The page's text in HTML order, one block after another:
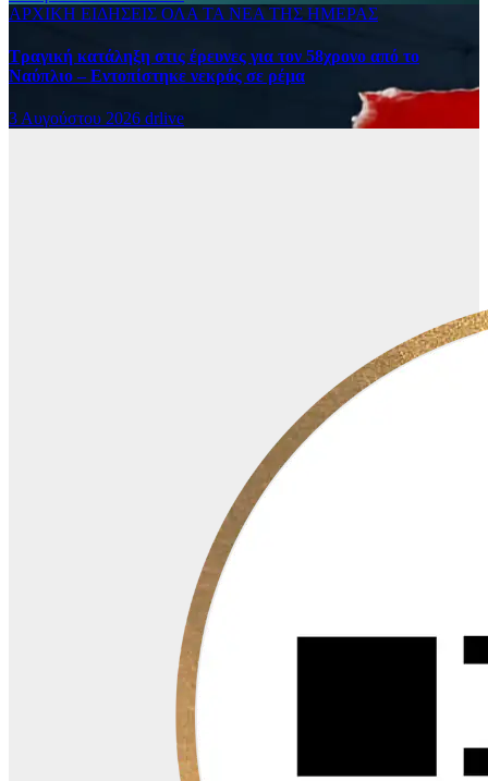
ΑΡΧΙΚΗ ΕΙΔΗΣΕΙΣ ΟΛΑ ΤΑ ΝΕΑ ΤΗΣ ΗΜΕΡΑΣ
Τραγική κατάληξη στις έρευνες για τον 58χρονο από το
Ναύπλιο – Εντοπίστηκε νεκρός σε ρέμα
3 Αυγούστου 2026 drlive